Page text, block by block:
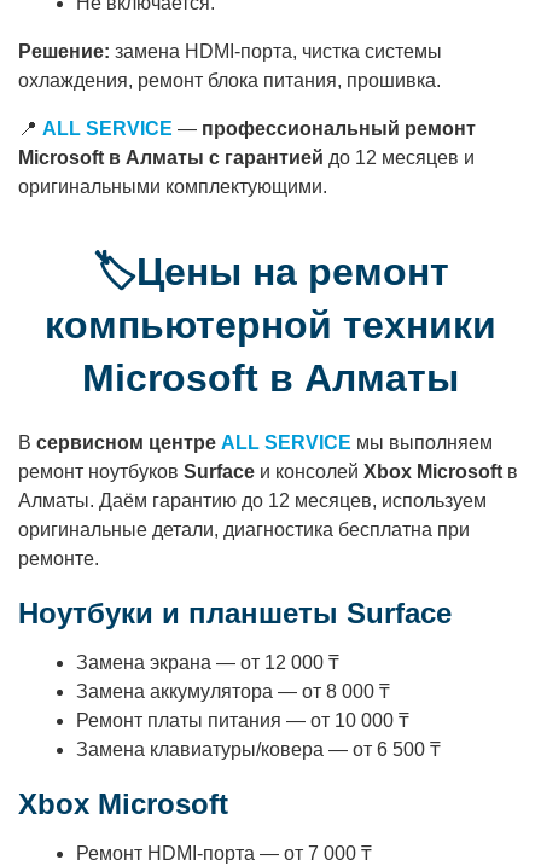
Решение: замена HDMI-порта, чистка системы
охлаждения, ремонт блока питания, прошивка.
📍 ALL SERVICE — профессиональный ремонт
Microsoft в Алматы с гарантией до 12 месяцев и
оригинальными комплектующими.
🏷️Цены на ремонт
компьютерной техники
Microsoft в Алматы
В сервисном центре ALL SERVICE мы выполняем
ремонт ноутбуков Surface и консолей Xbox Microsoft в
Алматы. Даём гарантию до 12 месяцев, используем
оригинальные детали, диагностика бесплатна при
ремонте.
Ноутбуки и планшеты Surface
Замена экрана — от 12 000 ₸
Замена аккумулятора — от 8 000 ₸
Ремонт платы питания — от 10 000 ₸
Замена клавиатуры/ковера — от 6 500 ₸
Xbox Microsoft
Ремонт HDMI-порта — от 7 000 ₸